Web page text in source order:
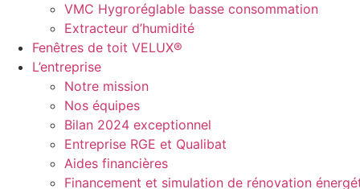
VMC Hygroréglable basse consommation
Extracteur d’humidité
Fenêtres de toit VELUX®
L’entreprise
Notre mission
Nos équipes
Bilan 2024 exceptionnel
Entreprise RGE et Qualibat
Aides financières
Financement et simulation de rénovation